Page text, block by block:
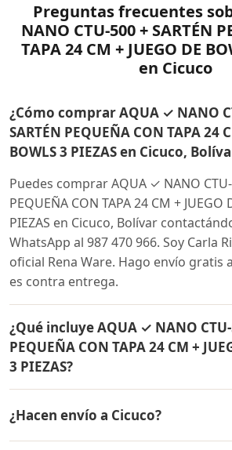
Preguntas frecuentes
NANO CTU-500 + SARTÉN
TAPA 24 CM + JUEGO DE
en Cicuco
¿Cómo comprar AQUA ✓ NANO
SARTÉN PEQUEÑA CON TAPA 24
BOWLS 3 PIEZAS en Cicuco,
Puedes comprar AQUA ✓ NANO CTU-
PEQUEÑA CON TAPA 24 CM + JUEGO
PIEZAS en Cicuco, Bolívar
WhatsApp al 987 470 966. Soy Carla
oficial Rena Ware. Hago envío gratis
es contra entrega.
¿Qué incluye AQUA ✓ NANO CTU-
PEQUEÑA CON TAPA 24 CM +
3 PIEZAS?
24 CM + JUEGO DE BOWLS 3 PIEZAS
agua Rena Ware + Bowls Rena Ware
¿Hacen envío a Cicuco?